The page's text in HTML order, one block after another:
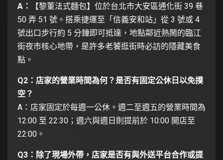
A：
【黎董法式麵包】位於台北市大安區通化街 39 巷
50 弄 51 號。搭乘捷運至「信義安和站」從 3 號或 4
號出口步行約 5 分鐘即可抵達，地點鄰近熱鬧的臨江
街夜市核心地帶，是許多老饕逛街時必訪的隱藏美食
點。
Q2：店家的營業時間為何？是否有固定公休日以免撲
空？
A：店家固定於每週一公休。週二至週五的營業時間為
12:00 至 22:30；週六與週日則提前於 10:00 開店至
22:00。
Q3：除了現場外帶，店家是否有與外送平台合作或提